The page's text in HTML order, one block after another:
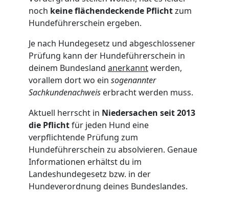
noch keine flächendeckende Pflichtzum
Hundeführerschein ergeben.
Je nach Hundegesetz und abgeschlossener
Prüfung kann der Hundeführerschein in
deinem Bundesland anerkanntwerden,
vorallem dort wo ein sogenannter
Sachkundenachweis erbracht werden muss.
Aktuell herrscht in Niedersachen seit 2013
die Pflichtfür jeden Hund eine
verpflichtende Prüfung zum
Hundeführerschein zu absolvieren. Genaue
Informationen erhältst du im
Landeshundegesetz bzw. in der
Hundeverordnung deines Bundeslandes.